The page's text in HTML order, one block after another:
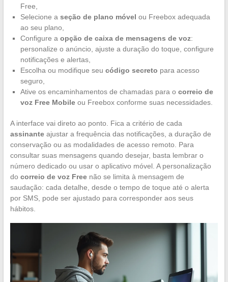
Free,
Selecione a seção de plano móvel ou Freebox adequada
ao seu plano,
Configure a opção de caixa de mensagens de voz:
personalize o anúncio, ajuste a duração do toque, configure
notificações e alertas,
Escolha ou modifique seu código secreto para acesso
seguro,
Ative os encaminhamentos de chamadas para o correio de
voz Free Mobileou Freebox conforme suas necessidades.
A interface vai direto ao ponto. Fica a critério de cada
assinanteajustar a frequência das notificações, a duração de
conservação ou as modalidades de acesso remoto. Para
consultar suas mensagens quando desejar, basta lembrar o
número dedicado ou usar o aplicativo móvel. A personalização
do correio de voz Freenão se limita à mensagem de
saudação: cada detalhe, desde o tempo de toque até o alerta
por SMS, pode ser ajustado para corresponder aos seus
hábitos.